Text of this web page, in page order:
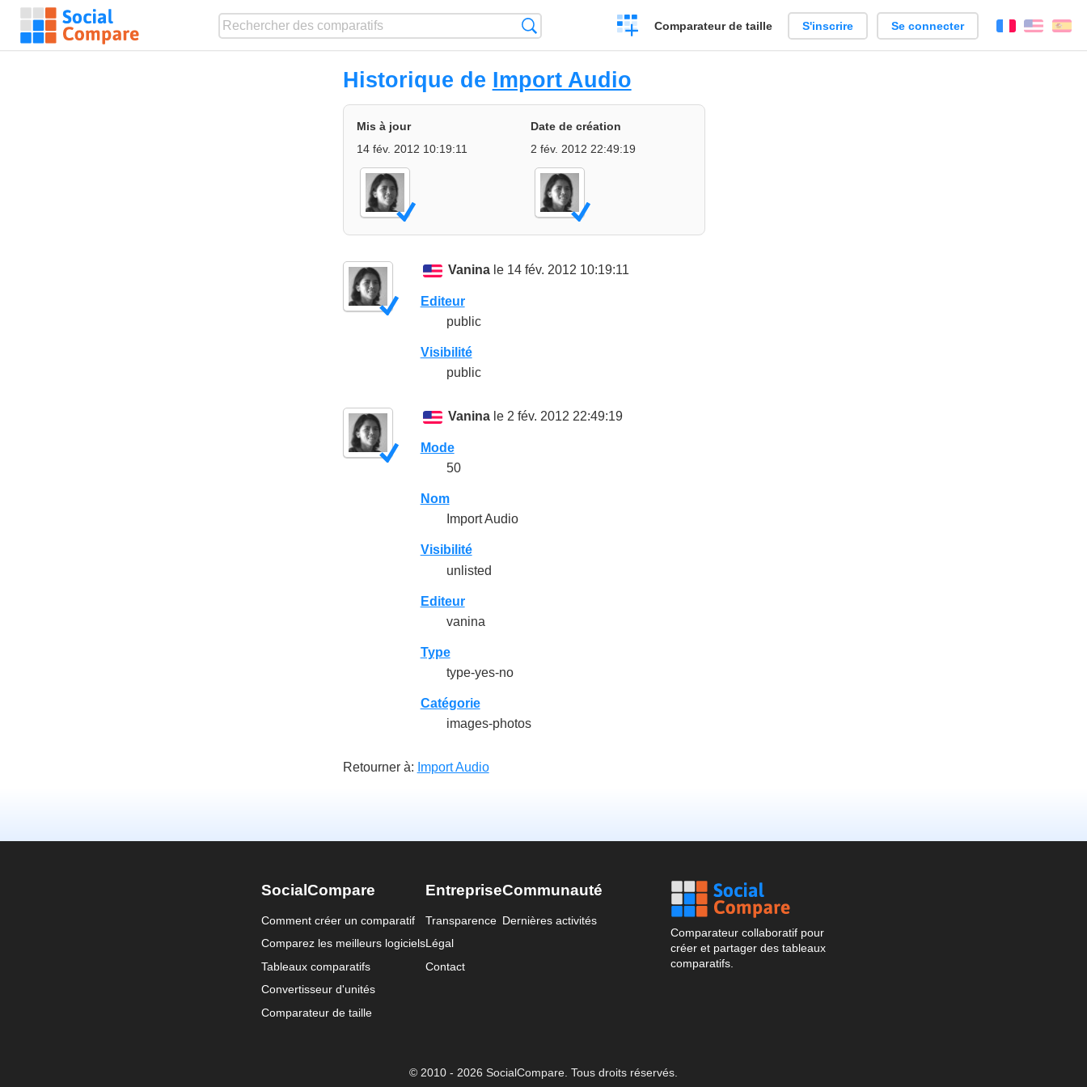
Créer
un
Comparateur de taille S'inscrire Se connecter FrançaisEnglish
Historique de Import Audio
Mis à jour
14 fév. 2012 10:19:11
Date de création
2 fév. 2012 22:49:19
Vanina le 14 fév. 2012 10:19:11
Editeur
public
Visibilité
public
Vanina le 2 fév. 2012 22:49:19
Mode
50
Nom
Import Audio
Visibilité
unlisted
Editeur
vanina
Type
type-yes-no
Catégorie
images-photos
Retourner à: Import Audio
SocialCompare
Comment créer un comparatif
Comparez les meilleurs logiciels
Tableaux comparatifs
Convertisseur d'unités
Comparateur de taille
Entreprise
Transparence
Légal
Contact
Communauté
Dernières activités
Comparateur collaboratif pour
créer et partager des tableaux
comparatifs.
© 2010 - 2026 SocialCompare. Tous droits réservés.